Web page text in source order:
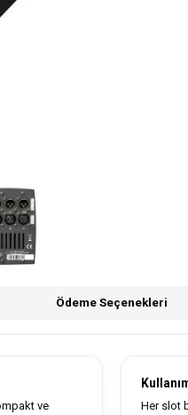
Ödeme Seçenekleri
ve
Her slot